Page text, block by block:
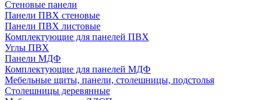
Стеновые панели
Панели ПВХ стеновые
Панели ПВХ листовые
Комплектующие для панелей ПВХ
Углы ПВХ
Панели МДФ
Комплектующие для панелей МДФ
Мебельные щиты, панели, столешницы, подстолья
Столешницы деревянные